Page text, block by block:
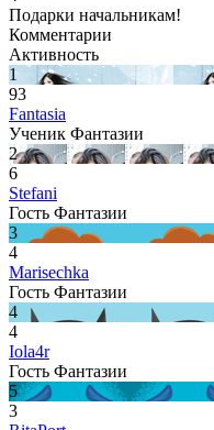
Подарки начальникам!
Комментарии
Активность
1
93
Fantasia
Ученик Фантазии
2
6
Stefani
Гость Фантазии
3
4
Marisechka
Гость Фантазии
4
4
Iola4r
Гость Фантазии
5
3